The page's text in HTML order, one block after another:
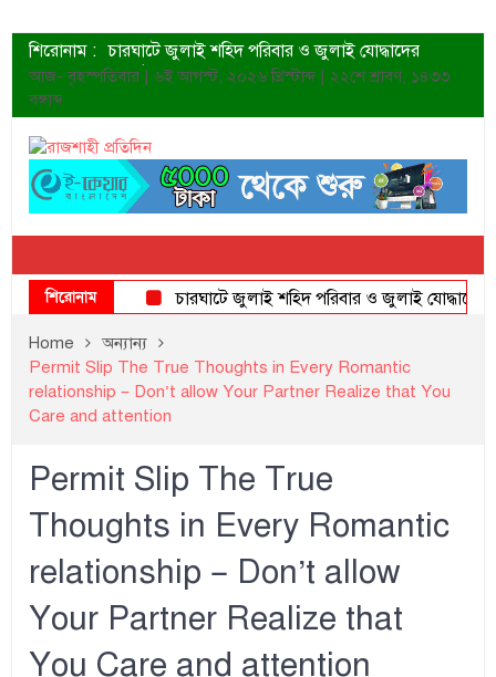
শিরোনাম : চারঘাটে জুলাই শহিদ পরিবার ও জুলাই যোদ্ধাদের
সংবর্ধনা
ত্বক ভালো রাখতে যে ৫ কাজ করবেন
জুলাই স্মৃতি জাদুঘরের দুয়ার খুলেছে উদ্বোধন করলেন
প্রধানমন্ত্রী
শাহরুখের নতুন সিনেমার লুক
জুলাই শহিদদের আত্মত্যাগ জাতি চিরকাল শ্রদ্ধার সাথে
স্মরণ করবে: ভূমিমন্ত্রী
আজ- বৃহস্পতিবার | ৬ই আগস্ট, ২০২৬ খ্রিস্টাব্দ | ২২শে শ্রাবণ, ১৪৩৩
বঙ্গাব্দ
শিরোনাম চারঘাটে জুলাই শহিদ পরিবার ও জুলাই যোদ্ধাদের
Home
অন্যান্য
Permit Slip The True Thoughts in Every Romantic
relationship – Don’t allow Your Partner Realize that You
Care and attention
Permit Slip The True
Thoughts in Every Romantic
relationship – Don’t allow
Your Partner Realize that
You Care and attention